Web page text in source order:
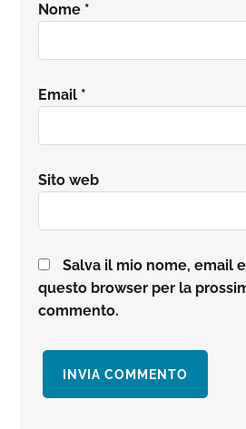
Nome *
Email *
Sito web
Salva il mio nome, email
questo browser per la
commento.